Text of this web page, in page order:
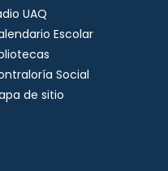
UAQ
Escolar
Social
de sitio